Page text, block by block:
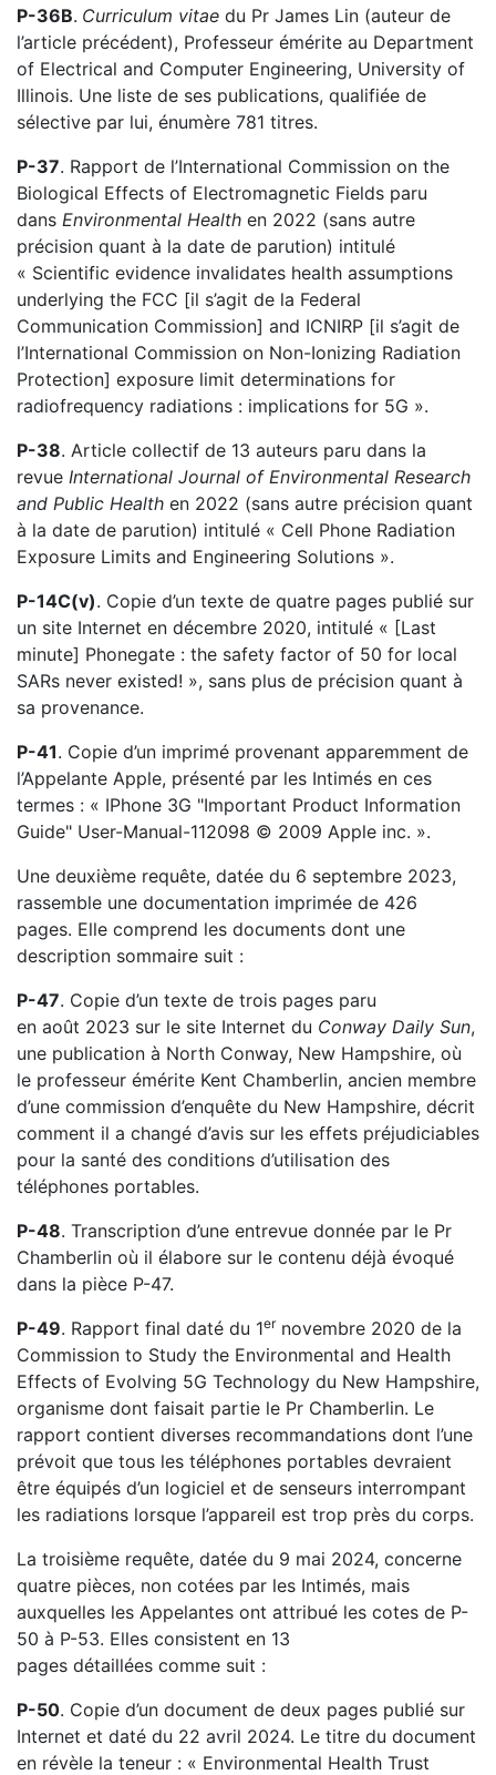
P-36B. Curriculum vitae du Pr James Lin (auteur de
l’article précédent), Professeur émérite au Department
of Electrical and Computer Engineering, University of
Illinois. Une liste de ses publications, qualifiée de
sélective par lui, énumère 781 titres.
P-37. Rapport de l’International Commission on the
Biological Effects of Electromagnetic Fields paru
dans Environmental Health en 2022 (sans autre
précision quant à la date de parution) intitulé
« Scientific evidence invalidates health assumptions
underlying the FCC [il s’agit de la Federal
Communication Commission] and ICNIRP [il s’agit de
l’International Commission on Non-Ionizing Radiation
Protection] exposure limit determinations for
radiofrequency radiations : implications for 5G ».
P-38. Article collectif de 13 auteurs paru dans la
revue International Journal of Environmental Research
and Public Health en 2022 (sans autre précision quant
à la date de parution) intitulé « Cell Phone Radiation
Exposure Limits and Engineering Solutions ».
P-14C(v). Copie d’un texte de quatre pages publié sur
un site Internet en décembre 2020, intitulé « [Last
minute] Phonegate : the safety factor of 50 for local
SARs never existed! », sans plus de précision quant à
sa provenance.
P-41. Copie d’un imprimé provenant apparemment de
l’Appelante Apple, présenté par les Intimés en ces
termes : « IPhone 3G "Important Product Information
Guide" User-Manual-112098 © 2009 Apple inc. ».
Une deuxième requête, datée du 6 septembre 2023,
rassemble une documentation imprimée de 426
pages. Elle comprend les documents dont une
description sommaire suit :
P-47. Copie d’un texte de trois pages paru
en août 2023 sur le site Internet du Conway Daily Sun,
une publication à North Conway, New Hampshire, où
le professeur émérite Kent Chamberlin, ancien membre
d’une commission d’enquête du New Hampshire, décrit
comment il a changé d’avis sur les effets préjudiciables
pour la santé des conditions d’utilisation des
téléphones portables.
P-48. Transcription d’une entrevue donnée par le Pr
Chamberlin où il élabore sur le contenu déjà évoqué
dans la pièce P-47.
P-49. Rapport final daté du 1ernovembre 2020 de la
Commission to Study the Environmental and Health
Effects of Evolving 5G Technology du New Hampshire,
organisme dont faisait partie le Pr Chamberlin. Le
rapport contient diverses recommandations dont l’une
prévoit que tous les téléphones portables devraient
être équipés d’un logiciel et de senseurs interrompant
les radiations lorsque l’appareil est trop près du corps.
La troisième requête, datée du 9 mai 2024, concerne
quatre pièces, non cotées par les Intimés, mais
auxquelles les Appelantes ont attribué les cotes de P-
50 à P-53. Elles consistent en 13
pages détaillées comme suit :
P-50. Copie d’un document de deux pages publié sur
Internet et daté du 22 avril 2024. Le titre du document
en révèle la teneur : « Environmental Health Trust